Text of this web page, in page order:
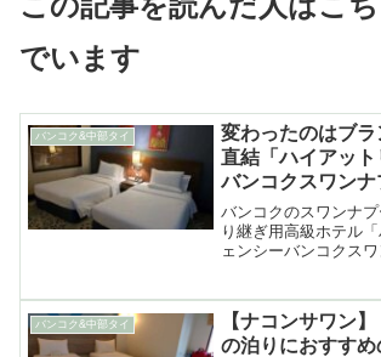
でいます
バンコク&中部タイ
変わったのはブ
直結「ハイアッ
バンコクスワンナ
バンコクのスワンナ
り継ぎ用高級ホテル
ェンシーバンコクスワ
バンコク&中部タイ
【ナコンサワン
の泊りにおすす